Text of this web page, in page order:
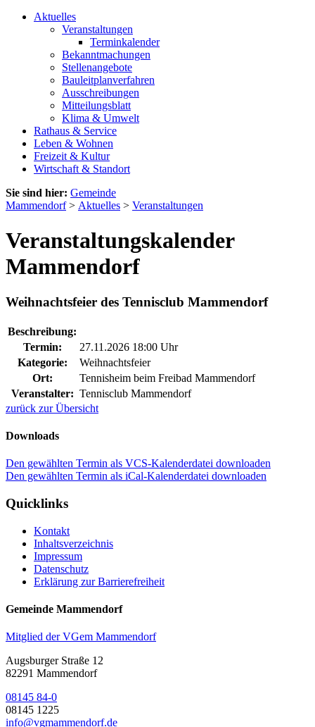
Aktuelles
Veranstaltungen
Terminkalender
Bekanntmachungen
Stellenangebote
Bauleitplanverfahren
Ausschreibungen
Mitteilungsblatt
Klima & Umwelt
Rathaus & Service
Leben & Wohnen
Freizeit & Kultur
Wirtschaft & Standort
Sie sind hier: Gemeinde
Mammendorf> Aktuelles > Veranstaltungen
Veranstaltungskalender
Mammendorf
Weihnachtsfeier des Tennisclub Mammendorf
Beschreibung:
Termin:
27.11.2026 18:00 Uhr
Kategorie:
Weihnachtsfeier
Ort:
Tennisheim beim Freibad Mammendorf
Veranstalter: Tennisclub Mammendorf
zurück zur Übersicht
Downloads
Den gewählten Termin als VCS-Kalenderdatei downloaden
Den gewählten Termin als iCal-Kalenderdatei downloaden
Quicklinks
Kontakt
Inhaltsverzeichnis
Impressum
Datenschutz
Erklärung zur Barrierefreiheit
Gemeinde Mammendorf
Mitglied der VGem Mammendorf
Augsburger Straße 12
82291 Mammendorf
08145 84-0
08145 1225
info@vgmammendorf.de